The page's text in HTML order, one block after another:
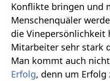
Konflikte bringen und
Menschenquäler
die Vinepersönlichkeit
Mitarbeiter sehr stark
Man kommt auch
Erfolg, denn um Erfolg